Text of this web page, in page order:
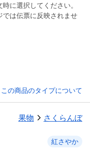
に選択してください。
は伝票に反映されませ
この商品のタイプについて
果物 さくらんぼ
紅さやか